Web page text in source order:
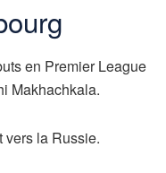
en Premier League
Makhachkala.
vers la Russie.